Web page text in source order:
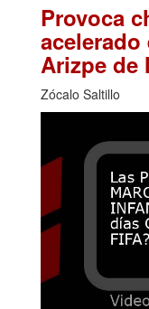
Provoca
Arizpe de
Zócalo Saltillo